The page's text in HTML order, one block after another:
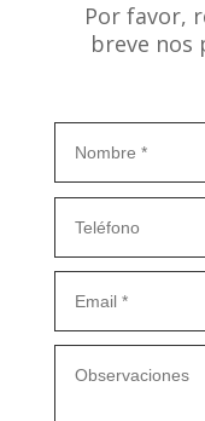
Por favor,
breve nos